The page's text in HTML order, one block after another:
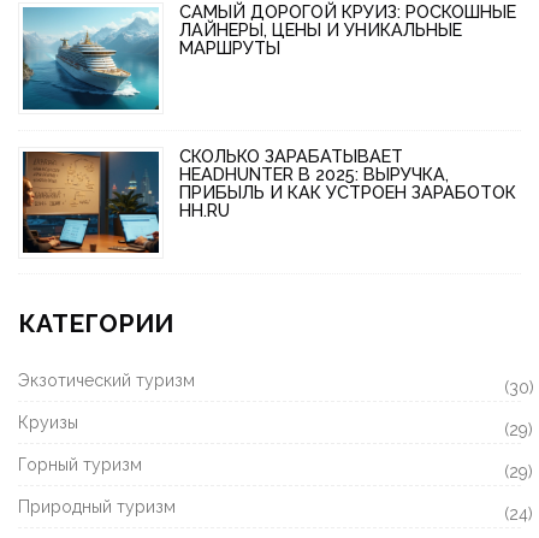
САМЫЙ ДОРОГОЙ КРУИЗ: РОСКОШНЫЕ
ЛАЙНЕРЫ, ЦЕНЫ И УНИКАЛЬНЫЕ
МАРШРУТЫ
СКОЛЬКО ЗАРАБАТЫВАЕТ
HEADHUNTER В 2025: ВЫРУЧКА,
ПРИБЫЛЬ И КАК УСТРОЕН ЗАРАБОТОК
HH.RU
КАТЕГОРИИ
Экзотический туризм
(30)
Круизы
(29)
Горный туризм
(29)
Природный туризм
(24)